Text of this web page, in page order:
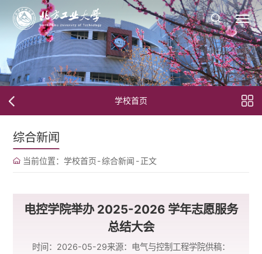
学校首页
综合新闻
当前位置： 学校首页-综合新闻 -正文
电控学院举办 2025-2026 学年志愿服务
总结大会
时间：2026-05-29来源：电气与控制工程学院供稿：